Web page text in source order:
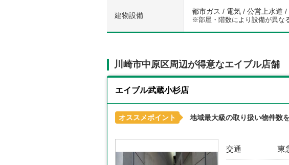
建物設備 都市ガス / 電気 / 公営上水道
※部屋・階数により設備が異な
川崎市中原区周辺が得意なエイブル店舗
エイブル武蔵小杉店
オススメポイント 地域最大級の取り扱い物件数
交通 東